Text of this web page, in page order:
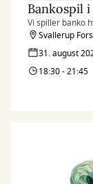
Bankospil
Vi spiller banko
Svallerup
31. august
18:30 - 21:45